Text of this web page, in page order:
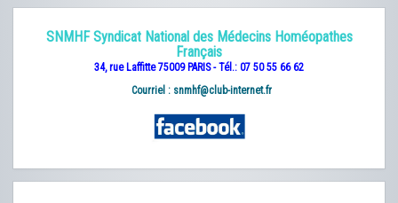
SNMHF Syndicat National des Médecins Homéopathes
Français
34, rue Laffitte 75009 PARIS - Tél.: 07 50 55 66 62
Courriel : snmhf@club-internet.fr